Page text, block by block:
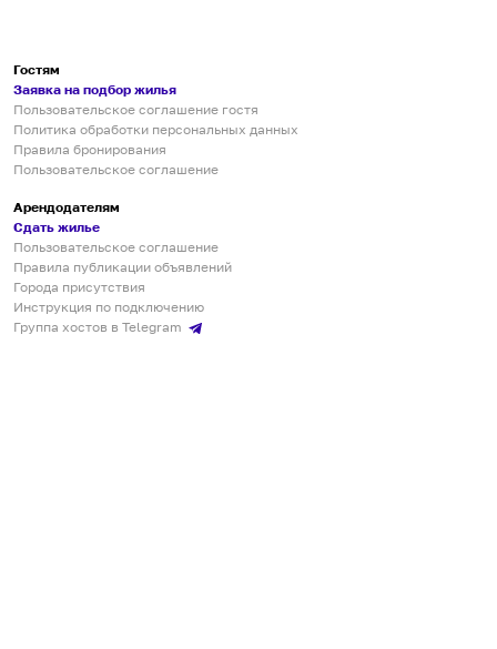
Гостям
Заявка на подбор жилья
Пользовательское соглашение гостя
Политика обработки персональных данных
Правила бронирования
Пользовательское соглашение
Арендодателям
Сдать жилье
Пользовательское соглашение
Правила публикации объявлений
Города присутствия
Инструкция по подключению
Группа хостов в Telegram